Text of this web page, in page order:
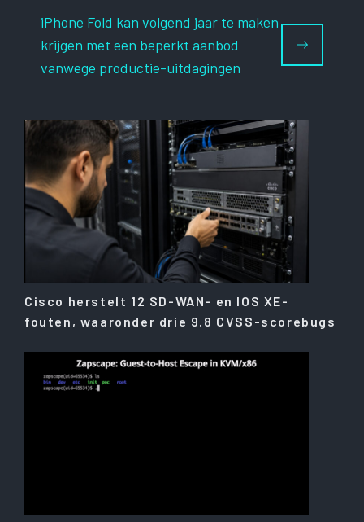
iPhone Fold kan volgend jaar te maken
krijgen met een beperkt aanbod
vanwege productie-uitdagingen
Cisco herstelt 12 SD-WAN- en IOS XE-
fouten, waaronder drie 9.8 CVSS-scorebugs